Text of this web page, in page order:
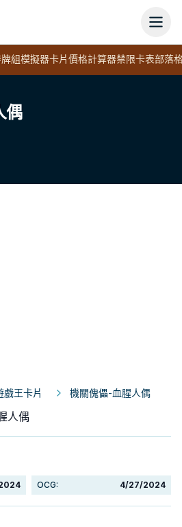
牌組模擬器卡片價格計算器禁限卡表部落
偶
戲王卡片 機關傀儡-血腥人偶
OCG: 4/27/2024